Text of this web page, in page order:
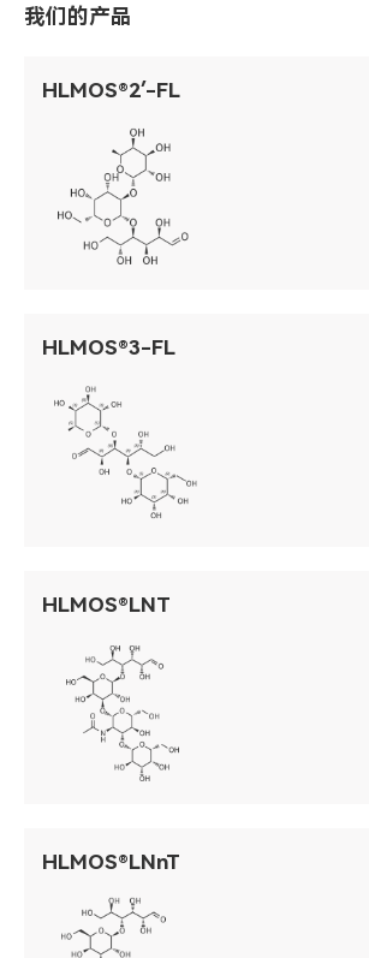
我们的产品
HLMOS®2′-FL
HLMOS®3-FL
HLMOS®LNT
HLMOS®LNnT